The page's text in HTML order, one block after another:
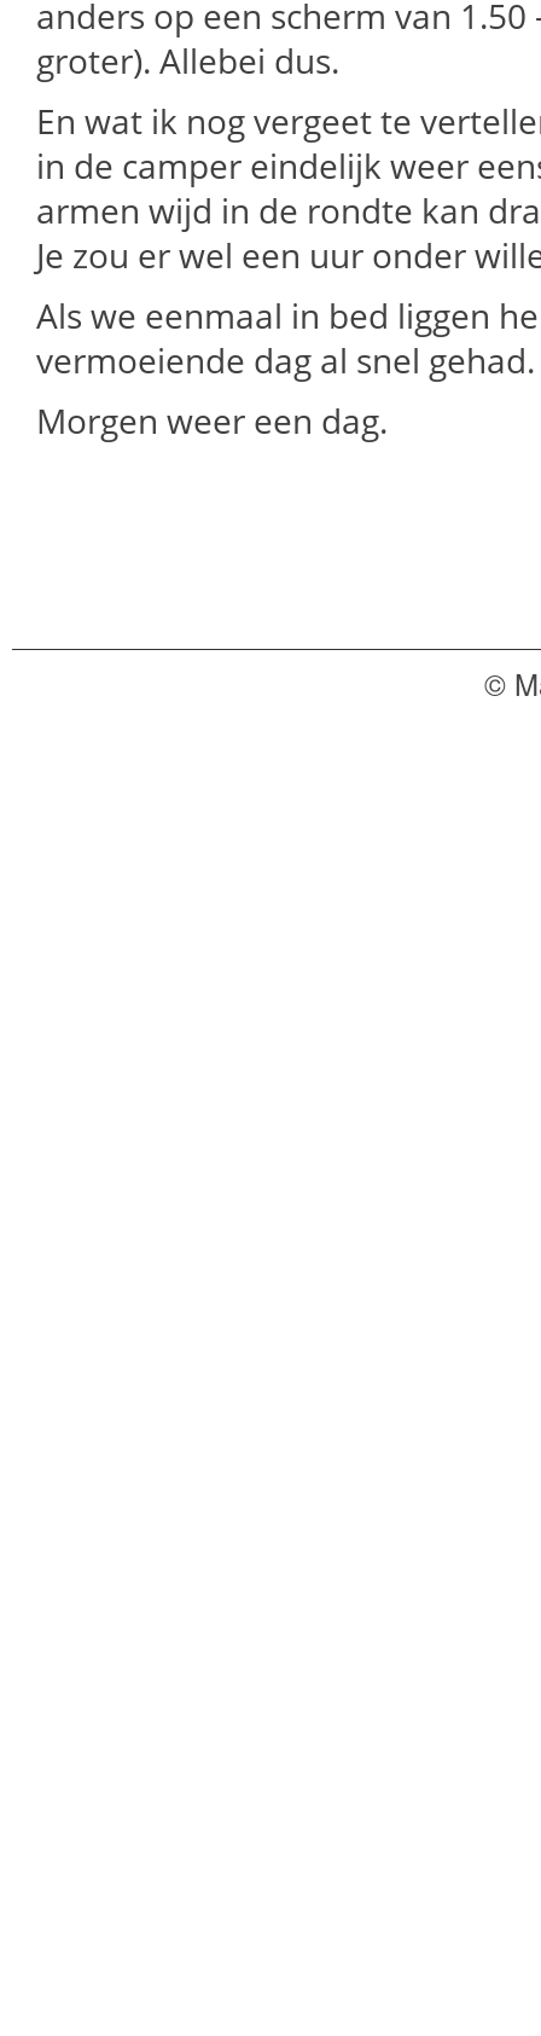
anders op een scherm van
groter). Allebei dus.
En wat ik nog vergeet te
in de camper eindelijk weer
armen wijd in de rondte kan
Je zou er wel een uur onder
Als we eenmaal in bed liggen
vermoeiende dag al snel gehad.
Morgen weer een dag.
©